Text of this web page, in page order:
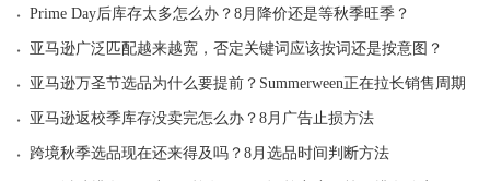
· Prime Day后库存太多怎么办？8月降价还是等秋季旺季？
· 亚马逊广泛匹配越来越宽，否定关键词应该按词还是按意图？
· 亚马逊万圣节选品为什么要提前？Summerween正在拉长销售周期
· 亚马逊返校季库存没卖完怎么办？8月广告止损方法
· 跨境秋季选品现在还来得及吗？8月选品时间判断方法